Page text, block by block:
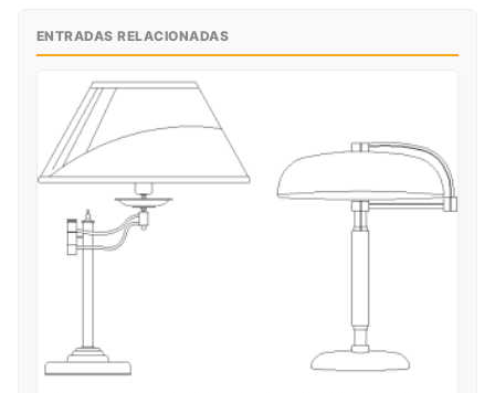
ENTRADAS RELACIONADAS